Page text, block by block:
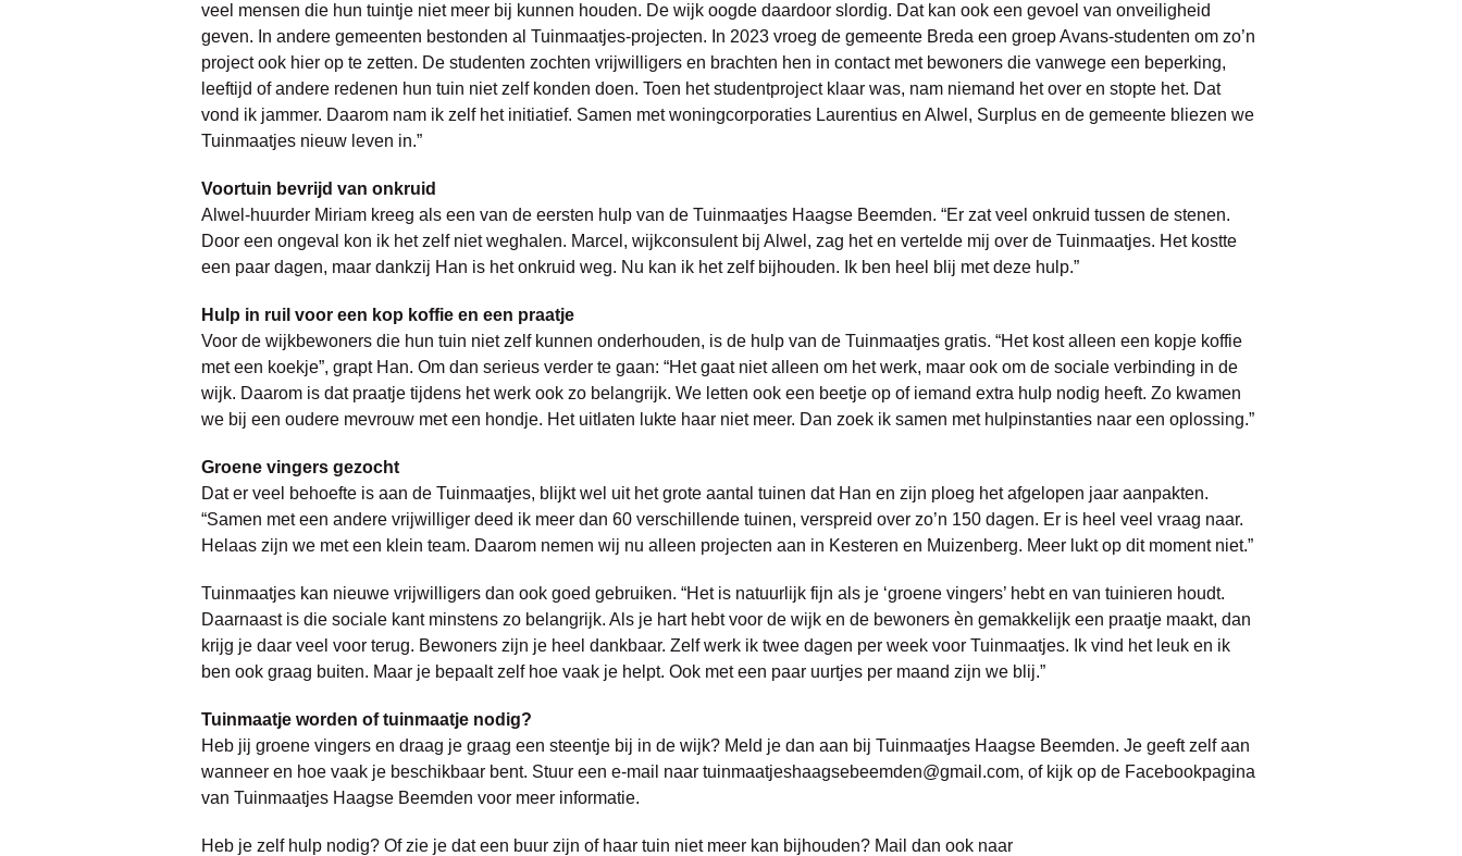
veel mensen die hun tuintje niet meer bij kunnen houden. De wijk oogde daardoor slordig. Dat kan ook een gevoel van onveiligheid
geven. In andere gemeenten bestonden al Tuinmaatjes-projecten. In 2023 vroeg de gemeente Breda een groep Avans-studenten om zo’n
project ook hier op te zetten. De studenten zochten vrijwilligers en brachten hen in contact met bewoners die vanwege een beperking,
leeftijd of andere redenen hun tuin niet zelf konden doen. Toen het studentproject klaar was, nam niemand het over en stopte het. Dat
vond ik jammer. Daarom nam ik zelf het initiatief. Samen met woningcorporaties Laurentius en Alwel, Surplus en de gemeente bliezen we
Tuinmaatjes nieuw leven in.”
Voortuin bevrijd van onkruid
Alwel-huurder Miriam kreeg als een van de eersten hulp van de Tuinmaatjes Haagse Beemden. “Er zat veel onkruid tussen de stenen.
Door een ongeval kon ik het zelf niet weghalen. Marcel, wijkconsulent bij Alwel, zag het en vertelde mij over de Tuinmaatjes. Het kostte
een paar dagen, maar dankzij Han is het onkruid weg. Nu kan ik het zelf bijhouden. Ik ben heel blij met deze hulp.”
Hulp in ruil voor een kop koffie en een praatje
Voor de wijkbewoners die hun tuin niet zelf kunnen onderhouden, is de hulp van de Tuinmaatjes gratis. “Het kost alleen een kopje koffie
met een koekje”, grapt Han. Om dan serieus verder te gaan: “Het gaat niet alleen om het werk, maar ook om de sociale verbinding in de
wijk. Daarom is dat praatje tijdens het werk ook zo belangrijk. We letten ook een beetje op of iemand extra hulp nodig heeft. Zo kwamen
we bij een oudere mevrouw met een hondje. Het uitlaten lukte haar niet meer. Dan zoek ik samen met hulpinstanties naar een oplossing.”
Groene vingers gezocht
Dat er veel behoefte is aan de Tuinmaatjes, blijkt wel uit het grote aantal tuinen dat Han en zijn ploeg het afgelopen jaar aanpakten.
“Samen met een andere vrijwilliger deed ik meer dan 60 verschillende tuinen, verspreid over zo’n 150 dagen. Er is heel veel vraag naar.
Helaas zijn we met een klein team. Daarom nemen wij nu alleen projecten aan in Kesteren en Muizenberg. Meer lukt op dit moment niet.”
Tuinmaatjes kan nieuwe vrijwilligers dan ook goed gebruiken. “Het is natuurlijk fijn als je ‘groene vingers’ hebt en van tuinieren houdt.
Daarnaast is die sociale kant minstens zo belangrijk. Als je hart hebt voor de wijk en de bewoners èn gemakkelijk een praatje maakt, dan
krijg je daar veel voor terug. Bewoners zijn je heel dankbaar. Zelf werk ik twee dagen per week voor Tuinmaatjes. Ik vind het leuk en ik
ben ook graag buiten. Maar je bepaalt zelf hoe vaak je helpt. Ook met een paar uurtjes per maand zijn we blij.”
Tuinmaatje worden of tuinmaatje nodig?
Heb jij groene vingers en draag je graag een steentje bij in de wijk? Meld je dan aan bij Tuinmaatjes Haagse Beemden. Je geeft zelf aan
wanneer en hoe vaak je beschikbaar bent. Stuur een e-mail naar tuinmaatjeshaagsebeemden@gmail.com, of kijk op de Facebookpagina
van Tuinmaatjes Haagse Beemden voor meer informatie.
Heb je zelf hulp nodig? Of zie je dat een buur zijn of haar tuin niet meer kan bijhouden? Mail dan ook naar